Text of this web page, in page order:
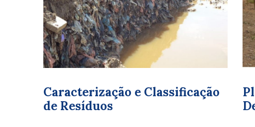
Caracterização e Classificação
de Resíduos